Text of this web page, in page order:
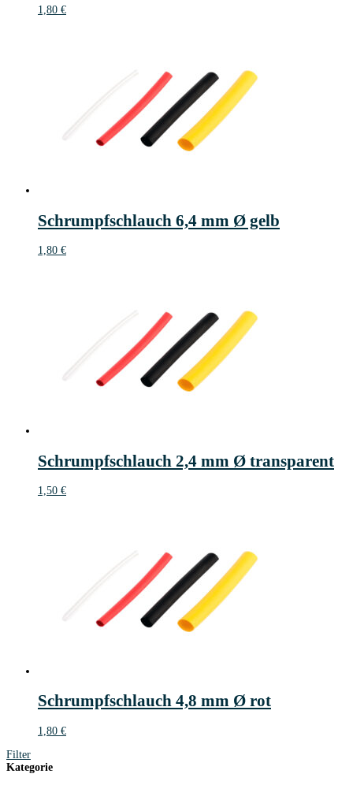
1,80 €
Schrumpfschlauch 6,4 mm Ø gelb
1,80 €
Schrumpfschlauch 2,4 mm Ø transparent
1,50 €
Schrumpfschlauch 4,8 mm Ø rot
1,80 €
Filter
Kategorie